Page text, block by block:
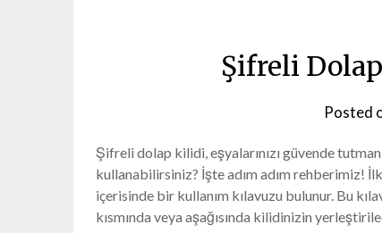
Şifreli
Posted
Şifreli dolap kilidi, eşyalarınızı güvende
kullanabilirsiniz? İşte adım adım rehberimiz!
içerisinde bir kullanım kılavuzu bulunur. Bu
kısmında veya aşağısında kilidinizin